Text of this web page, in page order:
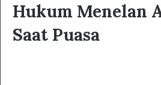
Hukum Menelan
Saat Puasa